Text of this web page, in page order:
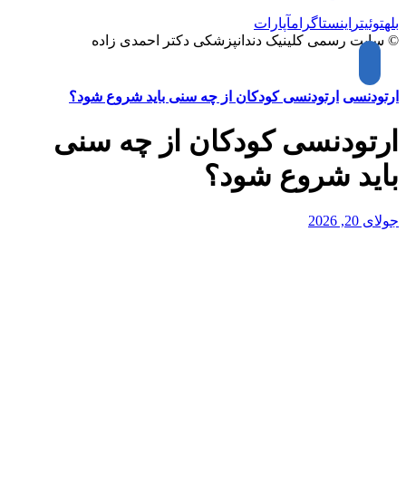
بلهتوئیتر اینستاگرامآپارات
© سایت رسمی کلینیک دندانپزشکی دکتر احمدی زاده
ارتودنسی ارتودنسی کودکان از چه سنی باید شروع شود؟
ارتودنسی کودکان از چه سنی
باید شروع شود؟
جولای 20, 2026